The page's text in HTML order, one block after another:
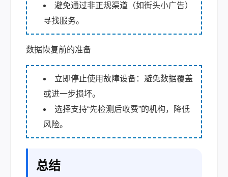
避免通过非正规渠道（如街头小广告）
寻找服务。
数据恢复前的准备
立即停止使用故障设备：避免数据覆盖
或进一步损坏。
选择支持“先检测后收费”的机构，降低
风险。
总结